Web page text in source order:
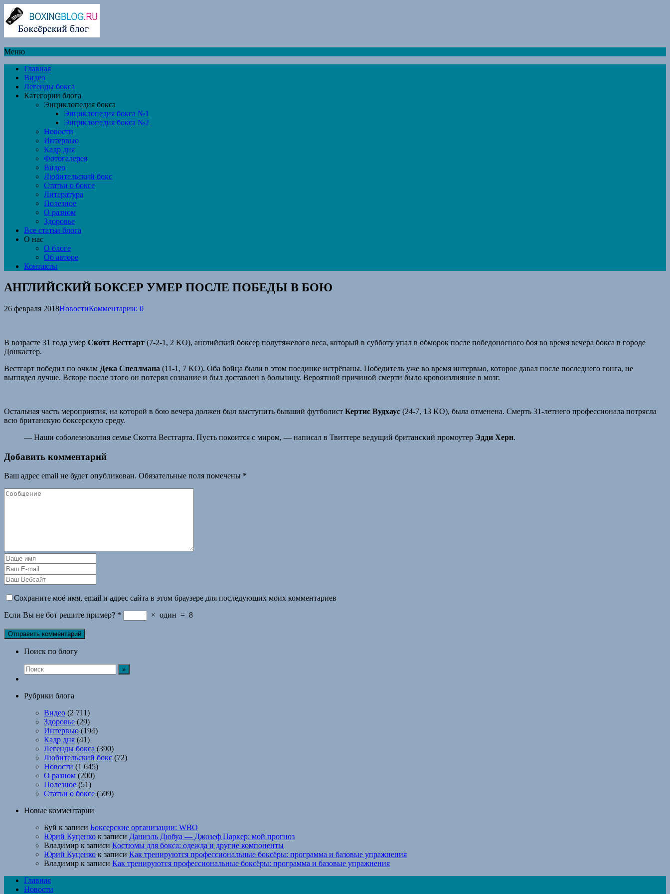
Меню
Главная
Видео
Легенды бокса
Категории блога
Энциклопедия бокса
Энциклопедия бокса №1
Энциклопедия бокса №2
Новости
Интервью
Кадр дня
Фотогалерея
Видео
Любительский бокс
Статьи о боксе
Литература
Полезное
О разном
Здоровье
Все статьи блога
О нас
О блоге
Об авторе
Контакты
АНГЛИЙСКИЙ БОКСЕР УМЕР ПОСЛЕ ПОБЕДЫ В БОЮ
26 февраля 2018НовостиКомментарии: 0
В возрасте 31 года умер Скотт Вестгарт (7-2-1, 2 KO), английский боксер полутяжелого веса, который в субботу упал в обморок после победоносного боя во время вечера бокса в городе
Донкастер.
Вестгарт победил по очкам Дека Спеллмана (11-1, 7 KO). Оба бойца были в этом поединке истрёпаны. Победитель уже во время интервью, которое давал после последнего гонга, не
выглядел лучше. Вскоре после этого он потерял сознание и был доставлен в больницу. Вероятной причиной смерти было кровоизлияние в мозг.
Остальная часть мероприятия, на которой в бою вечера должен был выступить бывший футболист Кертис Вудхаус (24-7, 13 KO), была отменена. Смерть 31-летнего профессионала потрясла
всю британскую боксерскую среду.
— Наши соболезнования семье Скотта Вестгарта. Пусть покоится с миром, — написал в Твиттере ведущий британский промоутер Эдди Херн.
Добавить комментарий
Ваш адрес email не будет опубликован. Обязательные поля помечены *
Сохраните моё имя, email и адрес сайта в этом браузере для последующих моих комментариев
Если Вы не бот решите пример? * × один = 8
Поиск по блогу
Рубрики блога
Видео (2 711)
Здоровье (29)
Интервью (194)
Кадр дня (41)
Легенды бокса (390)
Любительский бокс (72)
Новости (1 645)
О разном (200)
Полезное (51)
Статьи о боксе (509)
Новые комментарии
Буй к записи Боксерские организации: WBO
Юрий Куценко к записи Даниэль Дюбуа — Джозеф Паркер: мой прогноз
Владимир к записи Костюмы для бокса: одежда и другие компоненты
Юрий Куценко к записи Как тренируются профессиональные боксёры: программа и базовые упражнения
Владимир к записи Как тренируются профессиональные боксёры: программа и базовые упражнения
Главная
Новости